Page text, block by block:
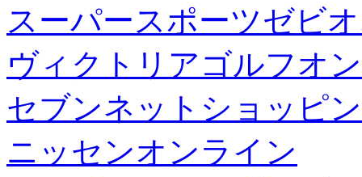
スーパースポーツゼビ
ヴィクトリアゴルフオ
セブンネットショッピ
ニッセンオンライン